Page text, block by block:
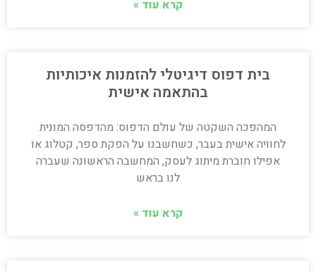
קרא עוד »
בית דפוס דיגיטלי להזמנות איכותיות
בהתאמה אישית
המהפכה השקטה של עולם הדפוס: מהדפסה המונית
לחוויה אישית בעבר, כשחשבנו על הפקת ספר, קטלוג או
אפילו חוברת מיתוג לעסק, המחשבה הראשונה שעברה
לנו בראש
קרא עוד »